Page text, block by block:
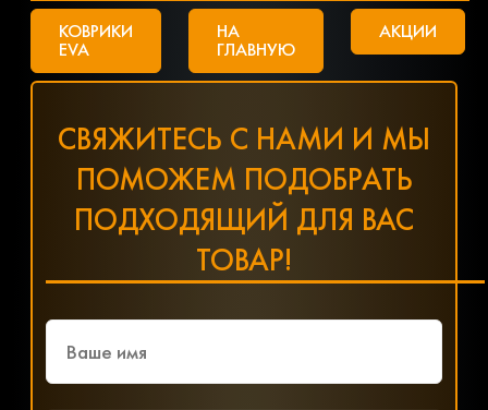
КОВРИКИ
EVA
НА
ГЛАВНУЮ
АКЦИИ
СВЯЖИТЕСЬ С НАМИ И МЫ
ПОМОЖЕМ ПОДОБРАТЬ
ПОДХОДЯЩИЙ ДЛЯ ВАС
ТОВАР!